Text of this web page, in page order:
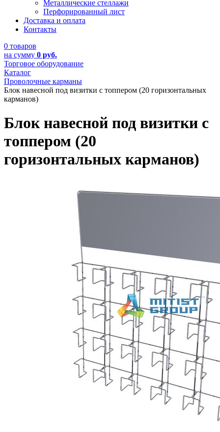
Металлические стеллажи
Перфорированный лист
Доставка и оплата
Контакты
0 товаров
на сумму 0 руб.
Торговое оборудование
Каталог
Проволочные карманы
Блок навесной под визитки с топпером (20 горизонтальных
карманов)
Блок навесной под визитки с
топпером (20
горизонтальных карманов)